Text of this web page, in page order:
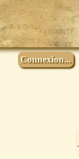
Connexion...